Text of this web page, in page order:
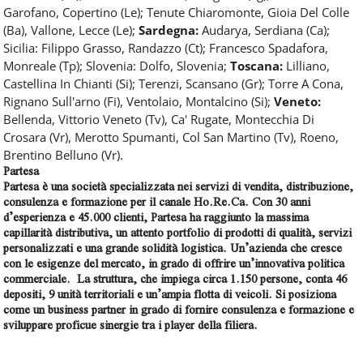
Garofano, Copertino (Le); Tenute Chiaromonte, Gioia Del Colle
(Ba), Vallone, Lecce (Le); Sardegna: Audarya, Serdiana (Ca);
Sicilia: Filippo Grasso, Randazzo (Ct); Francesco Spadafora,
Monreale (Tp); Slovenia: Dolfo, Slovenia; Toscana: Lilliano,
Castellina In Chianti (Si); Terenzi, Scansano (Gr); Torre A Cona,
Rignano Sull'arno (Fi), Ventolaio, Montalcino (Si); Veneto:
Bellenda, Vittorio Veneto (Tv), Ca' Rugate, Montecchia Di
Crosara (Vr), Merotto Spumanti, Col San Martino (Tv), Roeno,
Brentino Belluno (Vr).
Partesa
Partesa è una società specializzata nei servizi di vendita, distribuzione,
consulenza e formazione per il canale Ho.Re.Ca. Con 30 anni
d’esperienza e 45.000 clienti, Partesa ha raggiunto la massima
capillarità distributiva, un attento portfolio di prodotti di qualità, servizi
personalizzati e una grande solidità logistica. Un’azienda che cresce
con le esigenze del mercato, in grado di offrire un’innovativa politica
commerciale. La struttura, che impiega circa 1.150 persone, conta 46
depositi, 9 unità territoriali e un’ampia flotta di veicoli. Si posiziona
come un business partner in grado di fornire consulenza e formazione e
sviluppare proficue sinergie tra i player della filiera.